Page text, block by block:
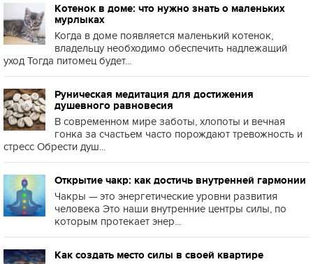
Котенок в доме: что нужно знать о маленьких
мурлыках
Когда в доме появляется маленький котенок,
владельцу необходимо обеспечить надлежащий
уход Тогда питомец будет...
Руническая медитация для достижения
душевного равновесия
В современном мире заботы, хлопоты и вечная
гонка за счастьем часто порождают тревожность и
стресс Обрести душ...
Открытие чакр: как достичь внутренней гармонии
Чакры — это энергетические уровни развития
человека Это наши внутренние центры силы, по
которым протекает энер...
Как создать место силы в своей квартире